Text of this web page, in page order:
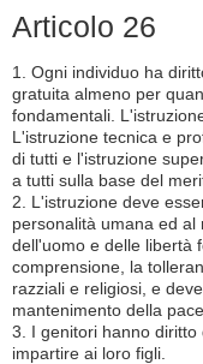
Articolo 26
1. Ogni individuo ha
gratuita almeno per
fondamentali.
L'istruzione tecnica e
di tutti e l'istruzione
a tutti sulla base del
2. L'istruzione deve
personalità umana ed
dell'uomo e delle libertà
comprensione, la
razziali e religiosi, e
mantenimento della pace.
3. I genitori hanno
impartire ai loro figli.